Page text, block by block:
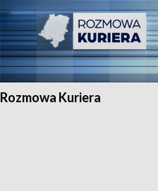
Rozmowa Kuriera